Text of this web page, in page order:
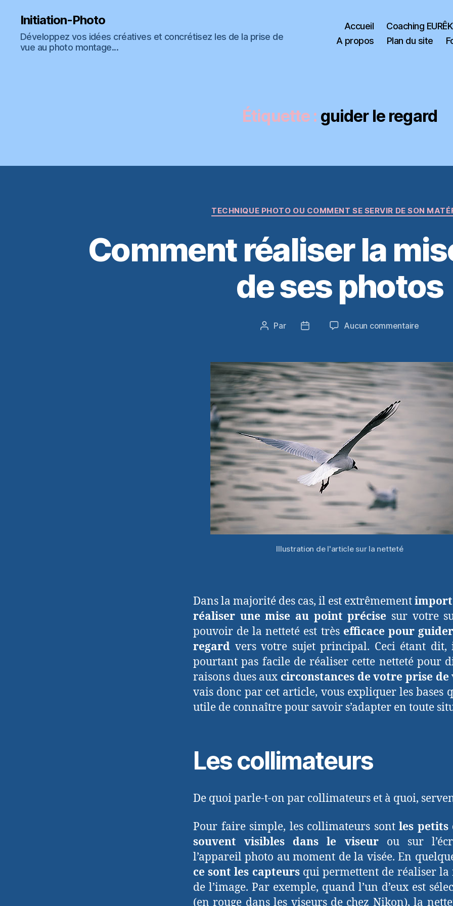
Initiation-Photo
Développez vos idées créatives et concrétisez les de la prise de
vue au photo montage...
Accueil
Coaching
A propos
Plan du site
Étiquette : guider le regard
Catégories
TECHNIQUE PHOTO OU COMMENT SE SERVIR DE SON
Comment réaliser la
de ses photos
Auteur
Par
Date
Aucun commentairesur
la
mise
au
point
Illustration de l'article sur la netteté
Dans la majorité des cas, il est extrêmement
réaliser une mise au point précise sur votre
pouvoir de la netteté est très efficace pour
regard vers votre sujet principal. Ceci étant dit,
pourtant pas facile de réaliser cette netteté pour
raisons dues aux circonstances de votre prise de
vais donc par cet article, vous expliquer les bases
utile de connaître pour savoir s’adapter en toute
Les collimateurs
De quoi parle-t-on par collimateurs et à quoi,
Pour faire simple, les collimateurs sont les petits
souvent visibles dans le viseurou sur
l’appareil photo au moment de la visée. En
ce sont les capteursqui permettent de réaliser la
de l’image. Par exemple, quand l’un d’eux est
(en rouge dans les viseurs de chez Nikon), la